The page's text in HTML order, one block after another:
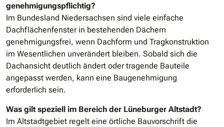
genehmigungspflichtig?
Im Bundesland Niedersachsen sind viele einfache
Dachflächenfenster in bestehenden Dächern
genehmigungsfrei, wenn Dachform und Tragkonstruktion
im Wesentlichen unverändert bleiben. Sobald sich die
Dachansicht deutlich ändert oder tragende Bauteile
angepasst werden, kann eine Baugenehmigung
erforderlich sein.
Was gilt speziell im Bereich der Lüneburger Altstadt?
Im Altstadtgebiet regelt eine örtliche Bauvorschrift die